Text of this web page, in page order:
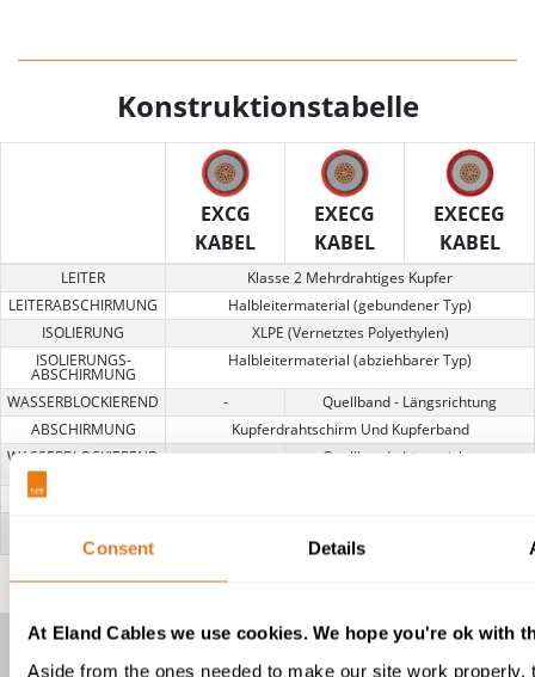
Consent Details
At Eland Cables we use cookies. We hope you're ok with
Aside from the ones needed to make our site work properly,
Konstruktionstabelle
EXCG
KABEL
EXECG
KABEL
EXECEG
KABEL
LEITER
Klasse 2 Mehrdrahtiges Kupfer
LEITERABSCHIRMUNG
Halbleitermaterial (gebundener Typ)
ISOLIERUNG
XLPE (Vernetztes Polyethylen)
ISOLIERUNGS-
ABSCHIRMUNG
Halbleitermaterial (abziehbarer Typ)
WASSERBLOCKIEREND -
Quellband - Längsrichtung
ABSCHIRMUNG
Kupferdrahtschirm Und Kupferband
WASSERBLOCKIEREND
- Quellband - Längsrichtung
UMMANTELUNG